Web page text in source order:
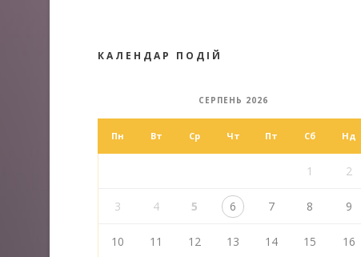
КАЛЕНДАР ПОДІЙ
СЕРПЕНЬ 2026
Пн Вт Ср Чт Пт Сб Нд
1 2
3 4 5 6 7 8 9
10 11 12 13 14 15 16